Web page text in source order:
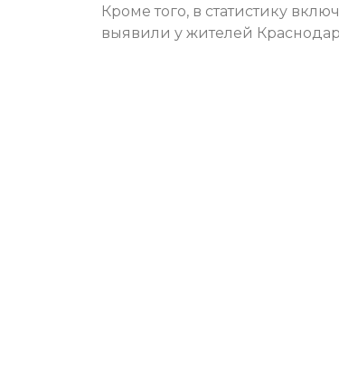
Кроме того, в статистику
выявили у жителей